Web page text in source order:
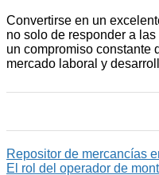
Convertirse en un
no solo de responder a
un compromiso constante
mercado laboral y
Repositor de mercancías
El rol del operador de